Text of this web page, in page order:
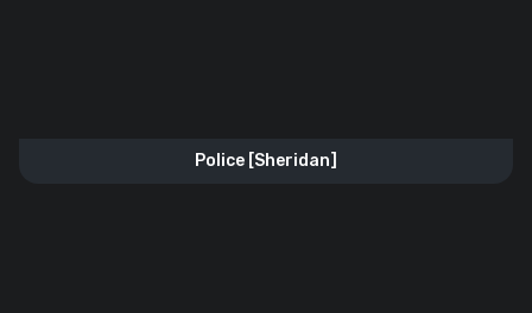
Police [Sheridan]